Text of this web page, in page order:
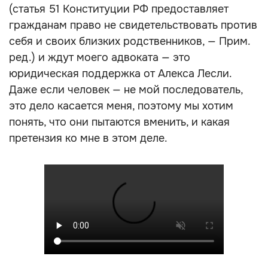
(статья 51 Конституции РФ предоставляет
гражданам право не свидетельствовать против
себя и своих близких родственников, — Прим.
ред.) и ждут моего адвоката — это
юридическая поддержка от Алекса Лесли.
Даже если человек — не мой последователь,
это дело касается меня, поэтому мы хотим
понять, что они пытаются вменить, и какая
претензия ко мне в этом деле.